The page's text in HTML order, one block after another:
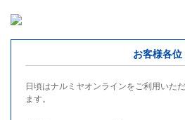
お客様各位
日頃はナルミヤオンラインをご利用いた
ます。